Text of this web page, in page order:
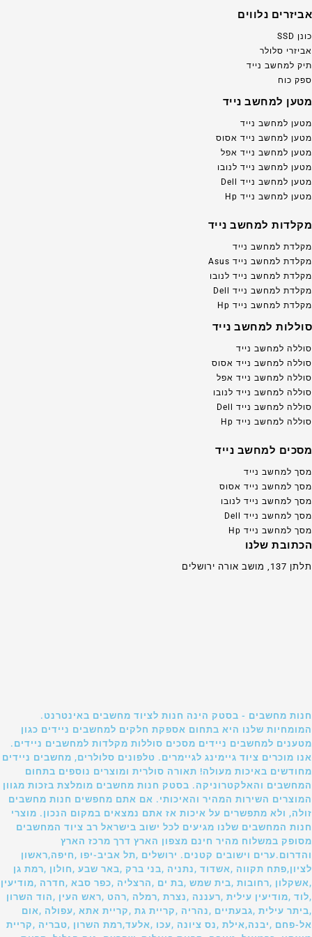
אביזרים נלווים
כונן SSD
אביזרי סלולר
תיק למחשב נייד
ספק כוח
מטען למחשב נייד
מטען למחשב נייד
מטען למחשב נייד אסוס
מטען למחשב נייד אפל
מטען למחשב נייד לנובו
מטען למחשב נייד Dell
מטען למחשב נייד Hp
מקלדות למחשב נייד
מקלדת למחשב נייד
מקלדת למחשב נייד Asus
מקלדת למחשב נייד לנובו
מקלדת למחשב נייד Dell
מקלדת למחשב נייד Hp
סוללות למחשב נייד
סוללה למחשב נייד
סוללה למחשב נייד אסוס
סוללה למחשב נייד אפל
סוללה למחשב נייד לנובו
סוללה למחשב נייד Dell
סוללה למחשב נייד Hp
מסכים למחשב נייד
מסך למחשב נייד
מסך למחשב נייד אסוס
מסך למחשב נייד לנובו
מסך למחשב נייד Dell
מסך למחשב נייד Hp
הכתובת שלנו
תלתן 137, מושב אורה ירושלים
חנות מחשבים - בסטק הינה חנות לציוד מחשבים באינטרנט.
המומחיות שלנו היא בתחום אספקת חלקים למחשבים ניידים כגון
מטענים למחשבים ניידים מסכים סוללות מקלדות למחשבים ניידים.
אנו מוכרים ציוד גיימינג לגיימרים. טלפונים סלולרים, מחשבים ניידים
מחודשים באיכות מעולה! תאורה סולרית ומוצרים נוספים בתחום
המחשבים והאלקטרוניקה. בסטק חנות מחשבים מומלצת בזכות מגוון
המוצרים השירות המהיר והאיכותי. אם אתם מחפשים חנות מחשבים
זולה, ולא מתפשרים על איכות אז אתם נמצאים במקום הנכון. מוצרי
חנות המחשבים שלנו מגיעים לכל ישוב בישראל רב ציוד המחשבים
מסופק במשלוח מהיר חינם מצפון הארץ דרך מרכז הארץ
והדרום.ערים וישובים קטנים. ירושלים ,תל אביב-יפו ,חיפה,ראשון
לציון,פתח תקווה ,אשדוד ,נתניה ,בני ברק ,באר שבע ,חולון ,רמת גן
,אשקלון ,רחובות ,בית שמש ,בת ים ,הרצליה ,כפר סבא ,חדרה ,מודיעין
,לוד ,מודיעין עילית ,רעננה ,נצרת ,רמלה ,רהט ,ראש העין ,הוד השרון
,ביתר עילית ,גבעתיים ,נהריה ,קריית גת ,קריית אתא ,עפולה ,אום
אל-פחם ,יבנה,אילת ,נס ציונה ,עכו ,אלעד,רמת השרון ,טבריה ,קריית